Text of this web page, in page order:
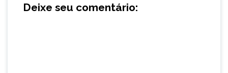
Deixe seu comentário: